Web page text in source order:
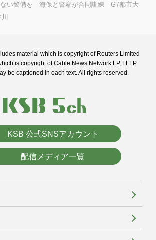
ない警備を 海保と警察が合同訓練 G7都市大
material which is copyright of Reuters Limited
is copyright of Cable News Network LP, LLLP
be captioned in each text. All rights reserved.
KSB 公式SNSアカウント
配信メディア一覧